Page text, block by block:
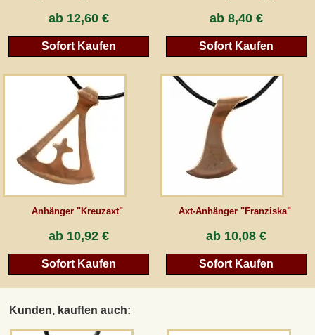
ab 12,60 €
Sofort Kaufen
ab 8,40 €
Sofort Kaufen
Anhänger "Kreuzaxt"
ab 10,92 €
Sofort Kaufen
Axt-Anhänger "Franziska"
ab 10,08 €
Sofort Kaufen
Kunden, kauften auch: